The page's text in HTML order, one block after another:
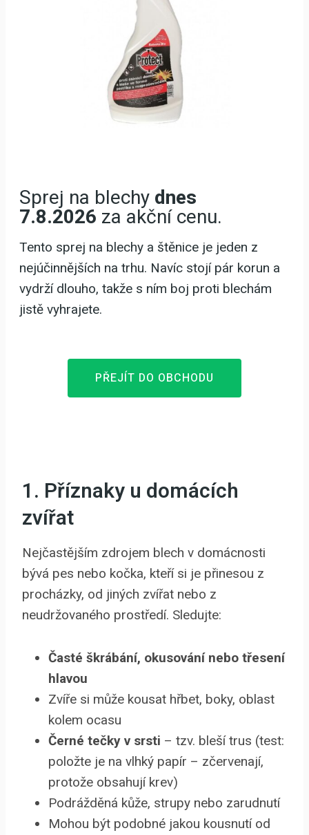
Sprej na blechydnes
7.8.2026 za akční cenu.
Tento sprej na blechy a štěnice je jeden z
nejúčinnějších na trhu. Navíc stojí pár korun a
vydrží dlouho, takže s ním boj proti blechám
jistě vyhrajete.
PŘEJÍT DO OBCHODU
1. Příznaky u domácích
zvířat
Nejčastějším zdrojem blech v domácnosti
bývá pes nebo kočka, kteří si je přinesou z
procházky, od jiných zvířat nebo z
neudržovaného prostředí. Sledujte:
Časté škrábání, okusování nebo třesení
hlavou
Zvíře si může kousat hřbet, boky, oblast
kolem ocasu
Černé tečky v srsti – tzv. bleší trus (test:
položte je na vlhký papír – zčervenají,
protože obsahují krev)
Podrážděná kůže, strupy nebo zarudnutí
Mohou být podobné jakou kousnutí od